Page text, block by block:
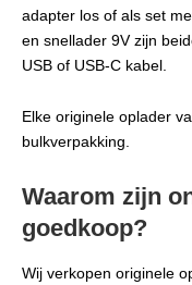
adapter los of als set
en snellader 9V zijn
USB of USB-C kabel.
Elke originele oplader
bulkverpakking.
Waarom zijn
goedkoop?
Wij verkopen originele